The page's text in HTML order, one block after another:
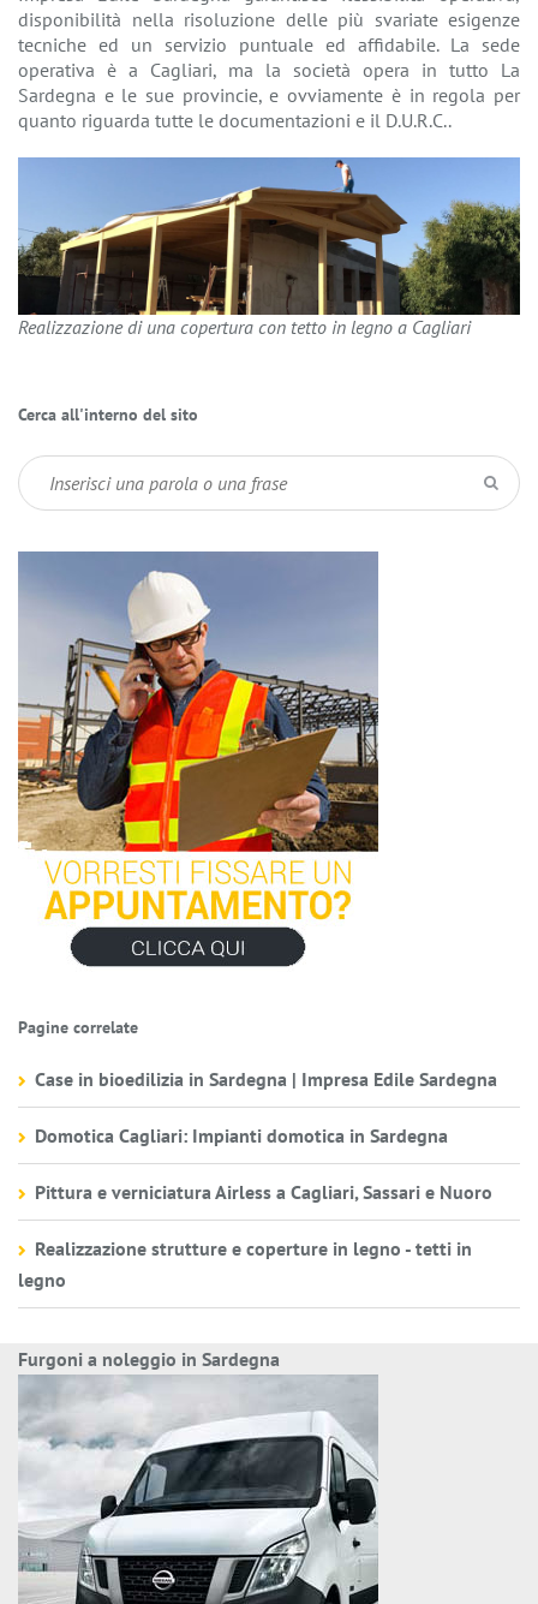
disponibilità nella risoluzione delle più svariate esigenze
tecniche ed un servizio puntuale ed affidabile. La sede
operativa è a Cagliari, ma la società opera in tutto La
Sardegna e le sue provincie, e ovviamente è in regola per
quanto riguarda tutte le documentazioni e il D.U.R.C..
Realizzazione di una copertura con tetto in legno a Cagliari
Cerca all'interno del sito
Pagine correlate
Case in bioedilizia in Sardegna | Impresa Edile Sardegna
Domotica Cagliari: Impianti domotica in Sardegna
Pittura e verniciatura Airless a Cagliari, Sassari e Nuoro
Realizzazione strutture e coperture in legno - tetti in
legno
Furgoni a noleggio in Sardegna